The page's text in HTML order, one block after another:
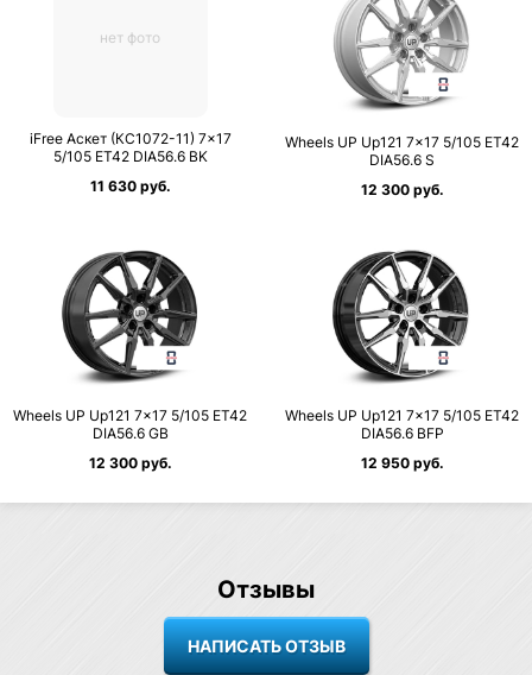
нет фото
iFree Аскет (КС1072-11) 7×17
5/105 ET42 DIA56.6 BK
11 630 руб.
Wheels UP Up121 7×17 5/105 ET42
DIA56.6 S
12 300 руб.
Wheels UP Up121 7×17 5/105 ET42
DIA56.6 GB
12 300 руб.
Wheels UP Up121 7×17 5/105 ET42
DIA56.6 BFP
12 950 руб.
Отзывы